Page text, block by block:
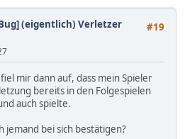
#19
(eigentlich) Verletzer
mir dann auf, dass mein Spieler
bereits in den Folgespielen
auch spielte.
jemand bei sich bestätigen?